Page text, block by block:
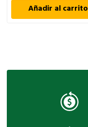
Añadir al carrito